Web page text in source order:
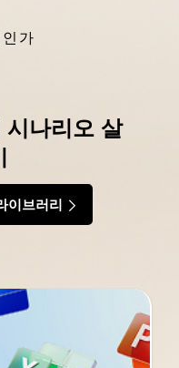
가
나리오 살
이브러리